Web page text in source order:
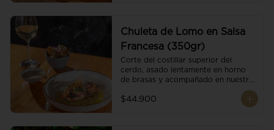
Chuleta de Lomo en Salsa
Francesa (350gr)
Corte del costillar superior del
cerdo, asado lentamente en horno
de brasas y acompañado en nuestra
$44.900